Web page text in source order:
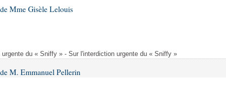
Mme Gisèle Lelouis
du « Sniffy » - Sur l'interdiction urgente du « Sniffy »
M. Emmanuel Pellerin